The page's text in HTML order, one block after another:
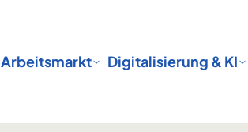
Arbeitsmarkt Digitalisierung & KI